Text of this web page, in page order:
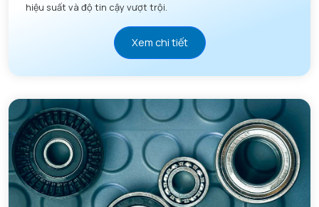
hiệu suất và độ tin cậy vượt trội.
Xem chi tiết